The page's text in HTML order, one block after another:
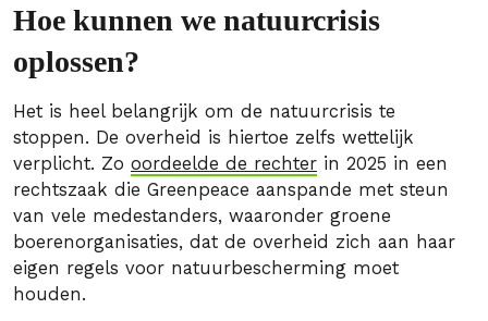
Hoe kunnen we natuurcrisis
oplossen?
Het is heel belangrijk om de natuurcrisis te
stoppen. De overheid is hiertoe zelfs wettelijk
verplicht. Zo oordeelde de rechter in 2025 in een
rechtszaak die Greenpeace aanspande met steun
van vele medestanders, waaronder groene
boerenorganisaties, dat de overheid zich aan haar
eigen regels voor natuurbescherming moet
houden.